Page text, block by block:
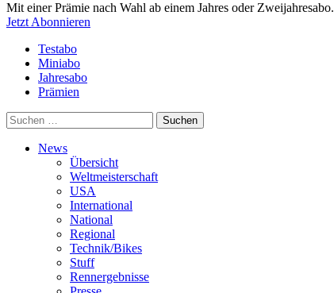
Mit einer Prämie nach Wahl ab einem Jahres oder Zweijahresabo.
Jetzt Abonnieren
Testabo
Miniabo
Jahresabo
Prämien
Suchen
nach:
News
Übersicht
Weltmeisterschaft
USA
International
National
Regional
Technik/Bikes
Stuff
Rennergebnisse